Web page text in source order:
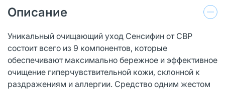
Описание
Уникальный очищающий уход Сенсифин от СВР
состоит всего из 9 компонентов, которые
обеспечивают максимально бережное и эффективное
очищение гиперчувствительной кожи, склонной к
раздражениям и аллергии. Средство одним жестом